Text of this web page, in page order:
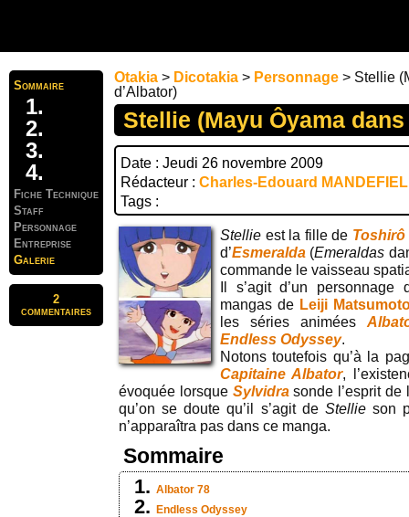
Sommaire
Fiche Technique
Staff
Personnage
Entreprise
Galerie
2
commentaires
Otakia > Dicotakia > Personnage > Stellie
d’Albator)
Stellie (Mayu Ôyama
Date : Jeudi 26 novembre 2009
Rédacteur : Charles-Edouard
Tags :
Stellie est la fille de Toshirô
d’Esmeralda (Emeraldas
commande le vaisseau
Il s’agit d’un
mangas de Leiji
les séries animées
Endless Odyssey.
Notons toutefois qu’à la
Capitaine Albator,
évoquée lorsque Sylvidrasonde l’esprit de
qu’on se doute qu’il s’agit de Stellieson
n’apparaîtra pas dans ce manga.
Sommaire
Albator 78
Endless Odyssey